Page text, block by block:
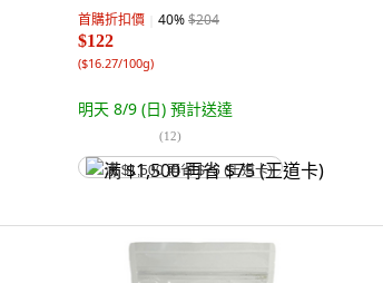
首購折扣價 40%$204
$122
($16.27/100g)
明天 8/9 (日) 預計送達
(12)
满 $1,500 再省 $75 (王道卡)